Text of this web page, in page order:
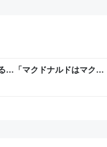
…「マクドナルドはマクド